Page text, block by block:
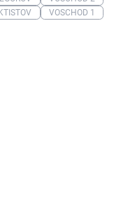
VOSCHOD 1